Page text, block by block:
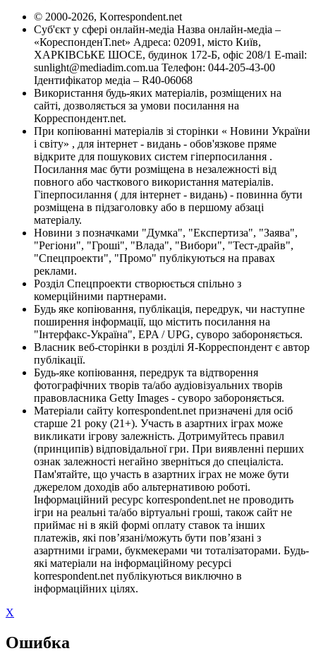
© 2000-2026, Korrespondent.net
Суб'єкт у сфері онлайн-медіа Назва онлайн-медіа –
«КореспонденТ.net» Адреса: 02091, місто Київ,
ХАРКІВСЬКЕ ШОСЕ, будинок 172-Б, офіс 208/1 E-mail:
sunlight@mediadim.com.ua Телефон: 044-205-43-00
Ідентифікатор медіа – R40-06068
Використання будь-яких матеріалів, розміщених на
сайті, дозволяється за умови посилання на
Корреспондент.net.
При копіюванні матеріалів зі сторінки « Новини України
і світу» , для інтернет - видань - обов'язкове пряме
відкрите для пошукових систем гіперпосилання .
Посилання має бути розміщена в незалежності від
повного або часткового використання матеріалів.
Гіперпосилання ( для інтернет - видань) - повинна бути
розміщена в підзаголовку або в першому абзаці
матеріалу.
Новини з позначками "Думка", "Експертиза", "Заява",
"Регіони", "Гроші", "Влада", "Вибори", "Тест-драйв",
"Спецпроекти", "Промо" публікуються на правах
реклами.
Розділ Спецпроекти створюється спільно з
комерційними партнерами.
Будь яке копіювання, публікація, передрук, чи наступне
поширення інформації, що містить посилання на
"Інтерфакс-Україна", EPA / UPG, суворо забороняється.
Власник веб-сторінки в розділі Я-Корреспондент є автор
публікації.
Будь-яке копіювання, передрук та відтворення
фотографічних творів та/або аудіовізуальних творів
правовласника Getty Images - суворо забороняється.
Матеріали сайту korrespondent.net призначені для осіб
старше 21 року (21+). Участь в азартних іграх може
викликати ігрову залежність. Дотримуйтесь правил
(принципів) відповідальної гри. При виявленні перших
ознак залежності негайно зверніться до спеціаліста.
Пам'ятайте, що участь в азартних іграх не може бути
джерелом доходів або альтернативою роботі.
Інформаційний ресурс korrespondent.net не проводить
ігри на реальні та/або віртуальні гроші, також сайт не
приймає ні в якій формі оплату ставок та інших
платежів, які пов’язані/можуть бути пов’язані з
азартними іграми, букмекерами чи тоталізаторами. Будь-
які матеріали на інформаційному ресурсі
korrespondent.net публікуються виключно в
інформаційних цілях.
X
Ошибка